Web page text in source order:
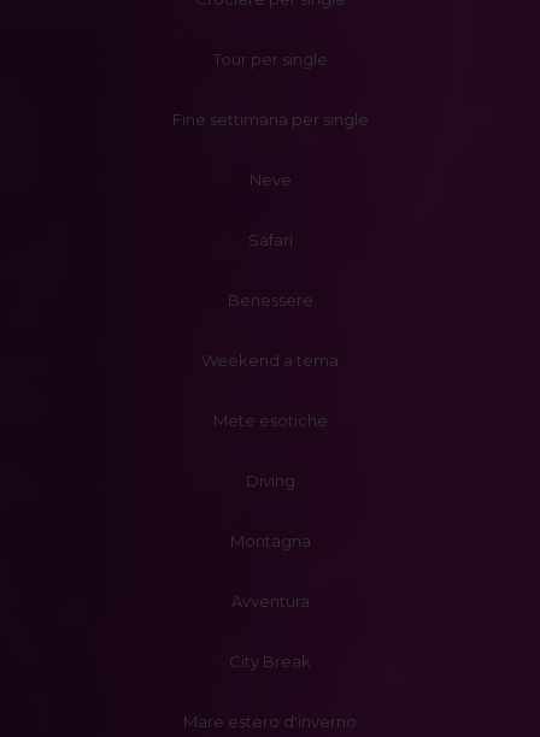
Tour per single
Fine settimana per single
Neve
Safari
Benessere
Weekend a tema
Mete esotiche
Diving
Montagna
Avventura
City Break
Mare estero d'inverno